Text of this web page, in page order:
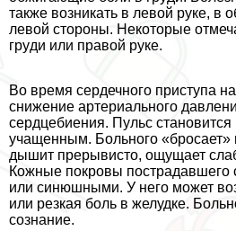
также возникать в левой руке, в
левой стороны. Некоторые
гpyди или правой руке.
Во время сердечного приступа
снижение артериального
сердцебиения. Пульс
учащенным. Больного «бросает»
дышит прерывисто, ощущает
Кожные покровы пострадавшего
или синюшными. У него может
или резкая боль в желудке.
сознание.